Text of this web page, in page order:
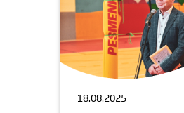
18.08.2025